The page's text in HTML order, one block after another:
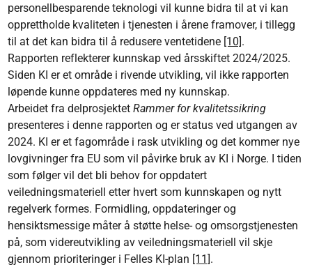
personellbesparende teknologi vil kunne bidra til at vi kan
opprettholde kvaliteten i tjenesten i årene framover, i tillegg
til at det kan bidra til å redusere ventetidene [10].
Rapporten reflekterer kunnskap ved årsskiftet 2024/2025.
Siden KI er et område i rivende utvikling, vil ikke rapporten
løpende kunne oppdateres med ny kunnskap.
Arbeidet fra delprosjektetRammer for kvalitetssikring
presenteres i denne rapporten og er status ved utgangen av
2024. KI er et fagområde i rask utvikling og det kommer nye
lovgivninger fra EU som vil påvirke bruk av KI i Norge. I tiden
som følger vil det bli behov for oppdatert
veiledningsmateriell etter hvert som kunnskapen og nytt
regelverk formes. Formidling, oppdateringer og
hensiktsmessige måter å støtte helse- og omsorgstjenesten
på, som videreutvikling av veiledningsmateriell vil skje
gjennom prioriteringer i Felles KI-plan [11].